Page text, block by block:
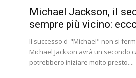
Michael Jackson, il
sempre più vicino:
Il successo di "Michael" non si
Michael Jackson avrà un secondo
potrebbero iniziare molto presto....